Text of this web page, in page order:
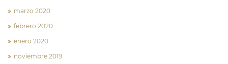
marzo 2020
febrero 2020
enero 2020
noviembre 2019